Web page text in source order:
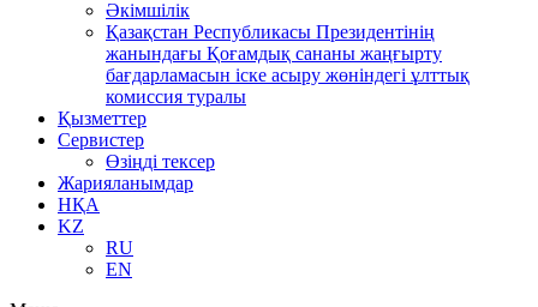
Әкімшілік
Қазақстан Республикасы Президентінің
жанындағы Қоғамдық сананы жаңғырту
бағдарламасын іске асыру жөніндегі ұлттық
комиссия туралы
Қызметтер
Сервистер
Өзіңді тексер
Жарияланымдар
НҚА
KZ
RU
EN